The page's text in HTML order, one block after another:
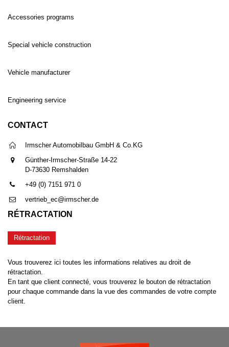
Accessories programs
Special vehicle construction
Vehicle manufacturer
Engineering service
CONTACT
Irmscher Automobilbau GmbH & Co.KG
Günther-Irmscher-Straße 14-22
D-73630 Remshalden
+49 (0) 7151 971 0
vertrieb_ec@irmscher.de
RÉTRACTATION
Rétractation
Vous trouverez ici toutes les informations relatives au droit de
rétractation.
En tant que client connecté, vous trouverez le bouton de rétractation
pour chaque commande dans la vue des commandes de votre compte
client.